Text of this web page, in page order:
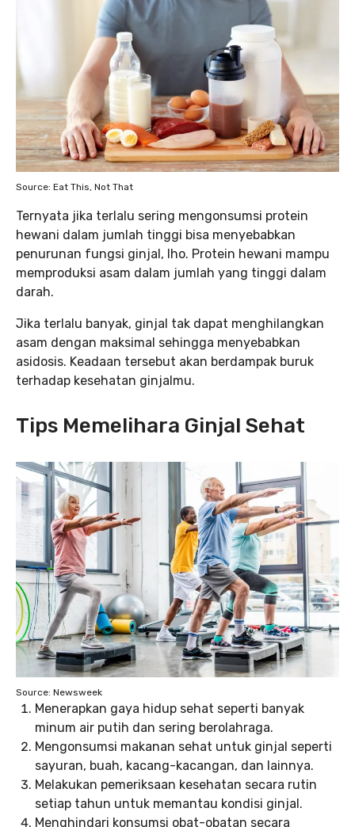
Source: Eat This, Not That
Ternyata jika terlalu sering mengonsumsi protein
hewani dalam jumlah tinggi bisa menyebabkan
penurunan fungsi ginjal, lho. Protein hewani mampu
memproduksi asam dalam jumlah yang tinggi dalam
darah.
Jika terlalu banyak, ginjal tak dapat menghilangkan
asam dengan maksimal sehingga menyebabkan
asidosis. Keadaan tersebut akan berdampak buruk
terhadap kesehatan ginjalmu.
Tips Memelihara Ginjal Sehat
Source: Newsweek
Menerapkan gaya hidup sehat seperti banyak
minum air putih dan sering berolahraga.
Mengonsumsi makanan sehat untuk ginjal seperti
sayuran, buah, kacang-kacangan, dan lainnya.
Melakukan pemeriksaan kesehatan secara rutin
setiap tahun untuk memantau kondisi ginjal.
Menghindari konsumsi obat-obatan secara